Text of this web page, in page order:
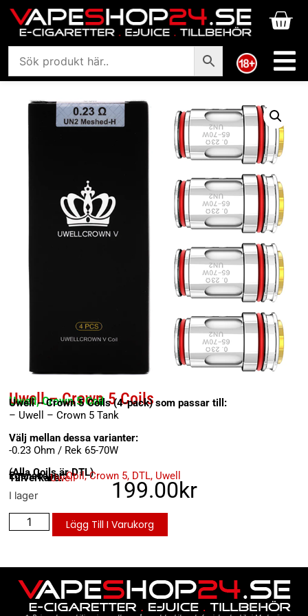
Uwell – Crown 5 Coils
Uwell, Crown 5 Coil
Uwell – Crown 5 Coils (4-pack) som passar till:
– Uwell – Crown 5 Tank
Välj mellan dessa varianter:
-0.23 Ohm / Rek 65-70W
(Alla Coils är DTL)
Egenskaper:Coil ,Crown 5, DTL, Uwell
Tillverkare:Uwell 199.00kr
I lager
Lägg Till I Varukorg